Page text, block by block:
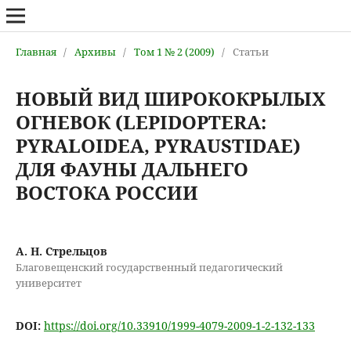
Главная / Архивы / Том 1 № 2 (2009) / Статьи
НОВЫЙ ВИД ШИРОКОКРЫЛЫХ
ОГНЕВОК (LEPIDOPTERA:
PYRALOIDEA, PYRAUSTIDAE)
ДЛЯ ФАУНЫ ДАЛЬНЕГО
ВОСТОКА РОССИИ
А. Н. Стрельцов
Благовещенский государственный педагогический
университет
DOI: https://doi.org/10.33910/1999-4079-2009-1-2-132-133